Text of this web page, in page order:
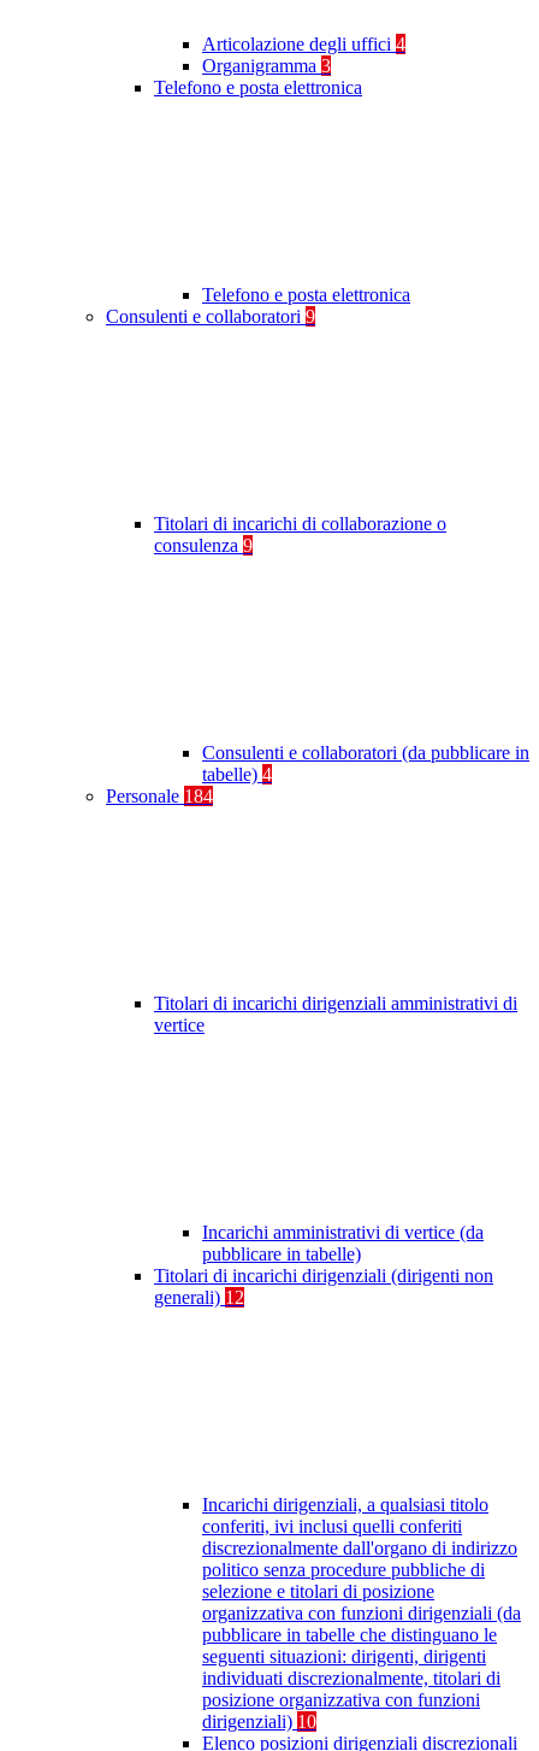
Articolazione degli uffici 4
Organigramma 3
Telefono e posta elettronica
Telefono e posta elettronica
Consulenti e collaboratori 9
Titolari di incarichi di collaborazione o
consulenza 9
Consulenti e collaboratori (da pubblicare in
tabelle) 4
Personale 184
Titolari di incarichi dirigenziali amministrativi di
vertice
Incarichi amministrativi di vertice (da
pubblicare in tabelle)
Titolari di incarichi dirigenziali (dirigenti non
generali) 12
Incarichi dirigenziali, a qualsiasi titolo
conferiti, ivi inclusi quelli conferiti
discrezionalmente dall'organo di indirizzo
politico senza procedure pubbliche di
selezione e titolari di posizione
organizzativa con funzioni dirigenziali (da
pubblicare in tabelle che distinguano le
seguenti situazioni: dirigenti, dirigenti
individuati discrezionalmente, titolari di
posizione organizzativa con funzioni
dirigenziali) 10
Elenco posizioni dirigenziali discrezionali